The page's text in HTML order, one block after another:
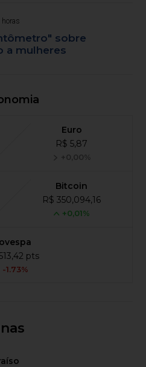
horas
sobre
a mulheres
Euro
R$ 5,87
+0,00%
Bitcoin
R$ 350,094,16
+0,01%
pts
-1.73%